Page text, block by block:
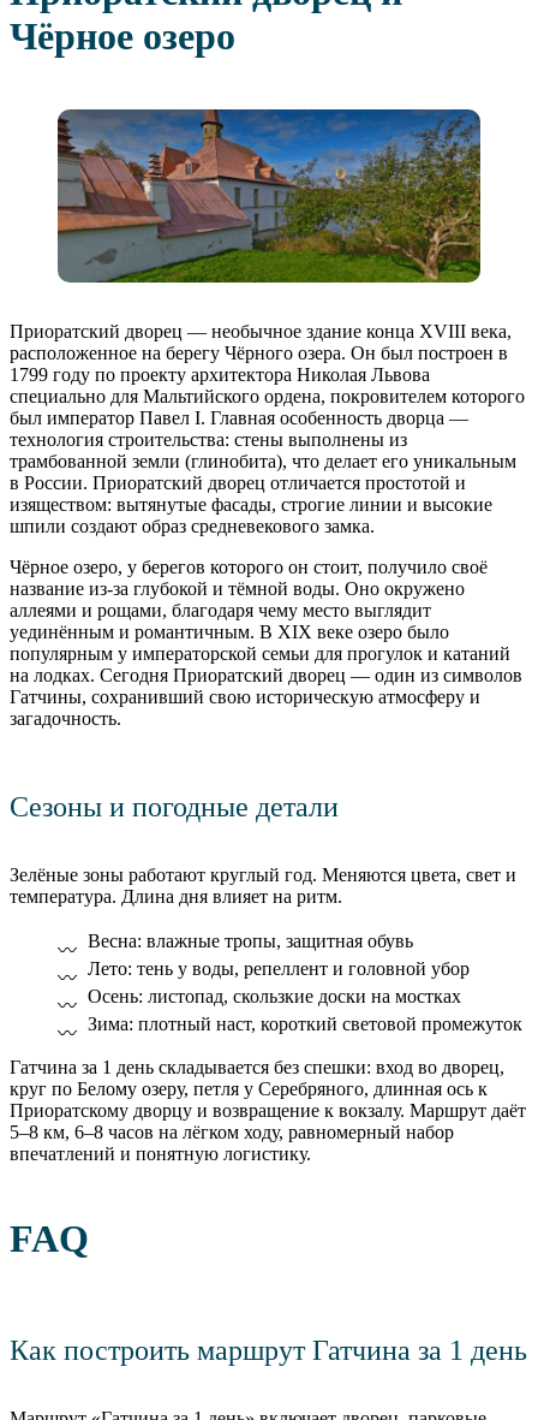
Чёрное озеро
Приоратский дворец — необычное здание конца XVIII века,
расположенное на берегу Чёрного озера. Он был построен в
1799 году по проекту архитектора Николая Львова
специально для Мальтийского ордена, покровителем которого
был император Павел I. Главная особенность дворца —
технология строительства: стены выполнены из
трамбованной земли (глинобита), что делает его уникальным
в России. Приоратский дворец отличается простотой и
изяществом: вытянутые фасады, строгие линии и высокие
шпили создают образ средневекового замка.
Чёрное озеро, у берегов которого он стоит, получило своё
название из-за глубокой и тёмной воды. Оно окружено
аллеями и рощами, благодаря чему место выглядит
уединённым и романтичным. В XIX веке озеро было
популярным у императорской семьи для прогулок и катаний
на лодках. Сегодня Приоратский дворец — один из символов
Гатчины, сохранивший свою историческую атмосферу и
загадочность.
Сезоны и погодные детали
Зелёные зоны работают круглый год. Меняются цвета, свет и
температура. Длина дня влияет на ритм.
Весна: влажные тропы, защитная обувь
Лето: тень у воды, репеллент и головной убор
Осень: листопад, скользкие доски на мостках
Зима: плотный наст, короткий световой промежуток
Гатчина за 1 день складывается без спешки: вход во дворец,
круг по Белому озеру, петля у Серебряного, длинная ось к
Приоратскому дворцу и возвращение к вокзалу. Маршрут даёт
5–8 км, 6–8 часов на лёгком ходу, равномерный набор
впечатлений и понятную логистику.
FAQ
Как построить маршрут Гатчина за 1 день